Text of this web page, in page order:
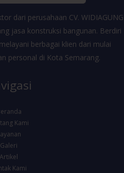
dari perusahaan CV. WIDIAGUNG
jasa konstruksi bangunan. Berdiri
berbagai klien dari mulai
personal di Kota Semarang.
Kami
Galeri
Artikel
Kami